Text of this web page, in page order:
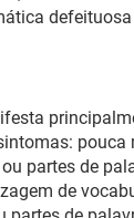
pouca
partes de
de